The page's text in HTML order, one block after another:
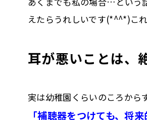
えたらうれしいです(*^^*)こ
耳が悪いことは、
実は幼稚園くらいのころから
「補聴器をつけても、将